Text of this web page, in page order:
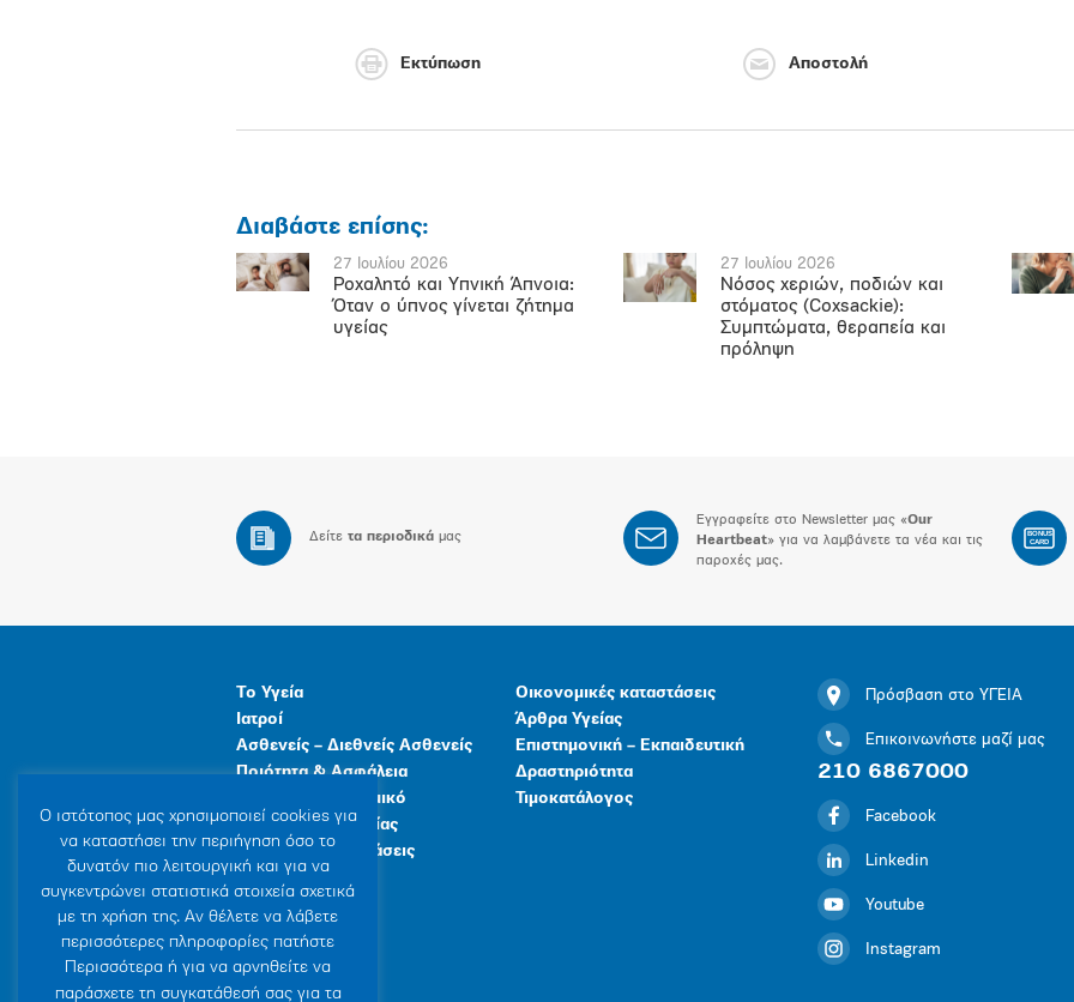
Εκτύπωση Αποστολή
Διαβάστε επίσης:
27 Ιουλίου 2026
Ροχαλητό και Υπνική Άπνοια:
Όταν ο ύπνος γίνεται ζήτημα
υγείας
27 Ιουλίου 2026
Νόσος χεριών, ποδιών και
στόματος (Coxsackie):
Συμπτώματα, θεραπεία και
πρόληψη
Δείτε τα περιοδικά μας
Εγγραφείτε στο Newsletter μας «Our
Heartbeat» για να λαμβάνετε τα νέα και τις
παροχές μας.
BONUS
CARD
Το Υγεία
Ιατροί
Ασθενείς – Διεθνείς Ασθενείς
Ποιότητα & Ασφάλεια
Ανθρώπινο Δυναμικό
Προγράμματα Υγείας
Γενικές Εγκαταστάσεις
Οικονομικές καταστάσεις
Άρθρα Υγείας
Επιστημονική – Εκπαιδευτική
Δραστηριότητα
Τιμοκατάλογος
Πρόσβαση στο ΥΓΕΙΑ
Επικοινωνήστε μαζί μας
210 6867000
Facebook
Linkedin
Youtube
Instagram
Ο ιστότοπoς μας χρησιμοποιεί cookies για
να καταστήσει την περιήγηση όσο το
δυνατόν πιο λειτουργική και για να
συγκεντρώνει στατιστικά στοιχεία σχετικά
με τη χρήση της. Αν θέλετε να λάβετε
περισσότερες πληροφορίες πατήστε
Περισσότερα ή για να αρνηθείτε να
παράσχετε τη συγκατάθεσή σας για τα